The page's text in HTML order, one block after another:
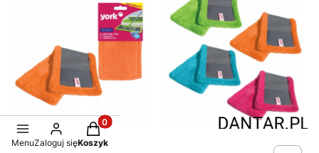
MenuZaloguj się
Produkty w koszyku: 0. Zobacz szczegóły
Koszyk